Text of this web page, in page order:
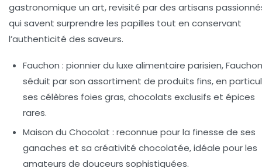
gastronomique un art, revisité par des artisans
qui savent surprendre les papilles tout en conservant
l’authenticité des saveurs.
Fauchon : pionnier du luxe alimentaire parisien, Fauchon
séduit par son assortiment de produits fins, en
ses célèbres foies gras, chocolats exclusifs et épices
rares.
Maison du Chocolat : reconnue pour la finesse de ses
ganaches et sa créativité chocolatée, idéale pour les
amateurs de douceurs sophistiquées.